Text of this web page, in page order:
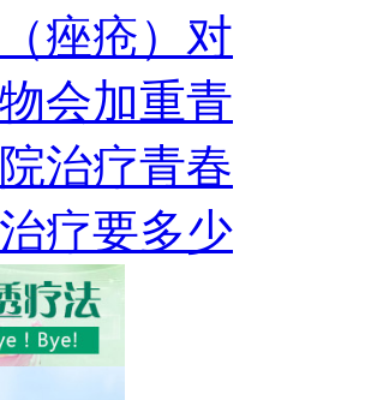
痤疮）对
会加重青
治疗青春
疗要多少